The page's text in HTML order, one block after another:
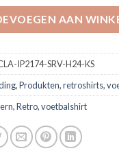
AAN
IP2174-SRV-H24-KS
,Produkten,retroshirts,
,Retro,voetbalshirt